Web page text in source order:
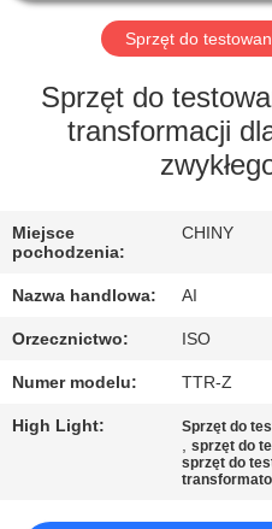
WYCIECZKA
FABRYCE
KONTROLA
SKONTAKTUJ
NAMI
AKTUALNOŚCI
Sprzęt do
Sprzęt do
transformacji
Miejsce
pochodzenia:
CHINY
Nazwa handlowa: AI
Orzecznictwo: ISO
Numer modelu: TTR-Z
High Light: Sprzęt do
,sprzęt do
sprzęt do